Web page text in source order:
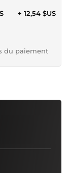
+ 12,54 $US
du paiement